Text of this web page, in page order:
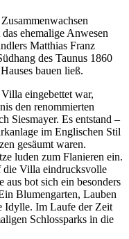
ehemalige Anwesen
Matthias Franz
des Taunus 1860
bauen ließ.
eingebettet war,
den renommierten
Siesmayer. Es entstand –
im Englischen Stil
gesäumt waren.
luden zum Flanieren ein.
die Villa eindrucksvolle
aus bot sich ein besonders
Blumengarten, Lauben
Idylle. Im Laufe der Zeit
Schlossparks in die